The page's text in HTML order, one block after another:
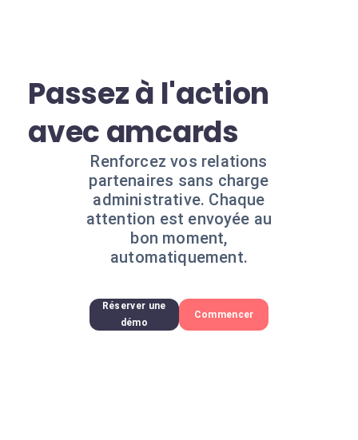
Passez à l'action
avec amcards
Renforcez vos relations
partenaires sans charge
administrative. Chaque
attention est envoyée au
bon moment,
automatiquement.
Réserver une
démo
Commencer